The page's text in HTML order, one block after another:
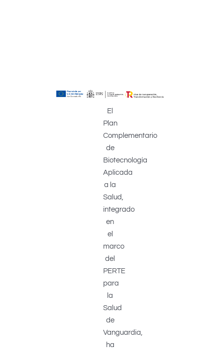
El
Plan
Complementario
de
Biotecnología
Aplicada
a la
Salud,
integrado
en
el
marco
del
PERTE
para
la
Salud
de
Vanguardia,
ha